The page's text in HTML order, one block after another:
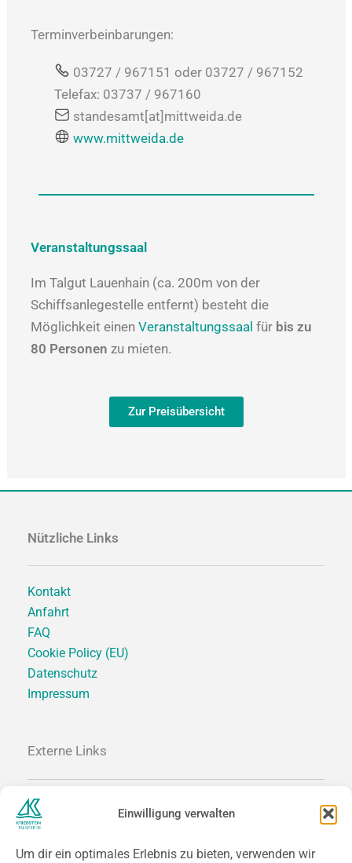
Einwilligung verwalten
Um dir ein optimales Erlebnis zu bieten, verwenden wir
Terminverbeinbarungen:
03727 / 967151 oder 03727 / 967152
Telefax: 03737 / 967160
standesamt[at]mittweida.de
www.mittweida.de
Veranstaltungssaal
Im Talgut Lauenhain (ca. 200m von der
Schiffsanlegestelle entfernt) besteht die
Möglichkeit einen Veranstaltungssaal für bis zu
80 Personen zu mieten.
Zur Preisübersicht
Nützliche Links
Kontakt
Anfahrt
FAQ
Cookie Policy (EU)
Datenschutz
Impressum
Externe Links
SACHSEN.DE
SACHSEN-TOURISMUS.DE
SAECHSISCHES-BURGENLAND.DE